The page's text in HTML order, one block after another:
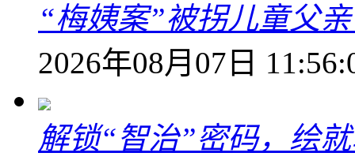
“梅姨案”被拐儿童父
2026年08月07日
解锁“智治”密码，绘